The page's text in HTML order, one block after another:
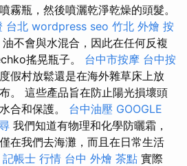
霧瓶，然後噴灑乾淨乾燥的頭髮。
台北 wordpress seo 竹北 外燴 按
不會與水混合，因此在任何反複
搖晃瓶子。 台中市按摩 台中按
假村放鬆還是在海外雜草床上放
。 這些產品旨在防止陽光損壞頭
合和保護。 台中油壓 GOOGLE
我們知道有物理和化學防曬霜，
在我們去海灘，而且在日常生活
記帳士 行情 台中 外燴 茶點 實際